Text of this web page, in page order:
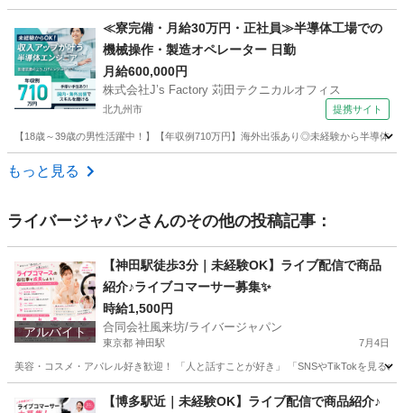
その他 海外出張
≪寮完備・月給30万円・正社員≫半導体工場での
機械操作・製造オペレーター 日勤
月給600,000円
株式会社J’s Factory 苅田テクニカルオフィス
北九州市 提携サイト
【18歳～39歳の男性活躍中！】【年収例710万円】海外出張あり◎未経験から半導体
福岡 北九州市
もっと見る
ライバージャパンさんのその他の投稿記事：
アルバイト
【神田駅徒歩3分｜未経験OK】ライブ配信で商品
紹介♪ライブコマーサー募集✨
時給1,500円
合同会社風来坊/ライバージャパン
東京都 神田駅 7月4日
美容・コスメ・アパレル好き歓迎！ 「人と話すことが好き」 「SNSやTikTokを見る
神田駅 その他 ライブ配信
【博多駅近｜未経験OK】ライブ配信で商品紹介♪